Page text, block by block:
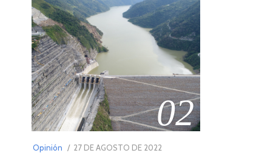
02
Opinión
POSTED
27 DE AGOSTO DE 2022